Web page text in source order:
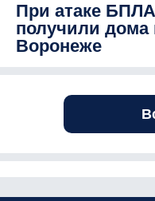
При атаке
получили
Воронеже